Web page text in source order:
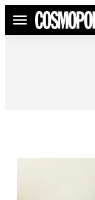
Menú